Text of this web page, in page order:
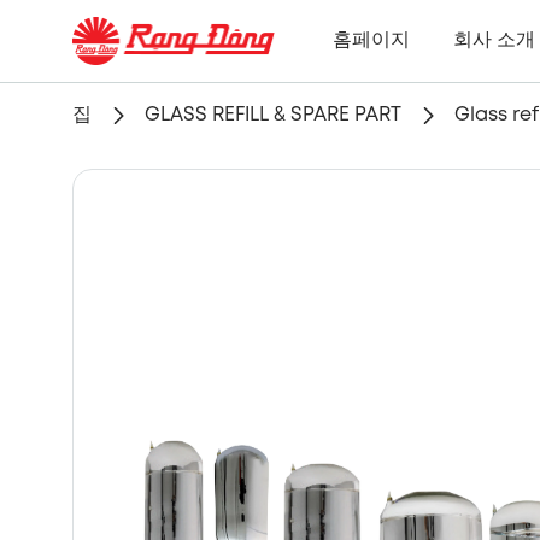
홈페이지 회사 소개
집 GLASS REFILL & SPARE PART Glass